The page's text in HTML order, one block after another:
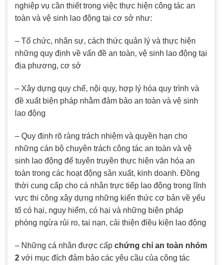
nghiệp vụ cần thiết trong việc thực hiện công tác an
toàn và vệ sinh lao động tại cơ sở như:
– Tổ chức, nhân sự, cách thức quản lý và thực hiện
những quy định về vấn đề an toàn, vệ sinh lao động tại
địa phương, cơ sở
– Xây dựng quy chế, nội quy, hợp lý hóa quy trình và
đề xuất biện pháp nhằm đảm bảo an toàn và vệ sinh
lao động
– Quy định rõ ràng trách nhiệm và quyền hạn cho
những cán bộ chuyên trách công tác an toàn và vệ
sinh lao động để tuyên truyền thực hiện văn hóa an
toàn trong các hoạt động sản xuất, kinh doanh. Đồng
thời cung cấp cho cá nhân trực tiếp lao động trong lĩnh
vực thi công xây dựng những kiến thức cơ bản về yếu
tố có hại, nguy hiểm, có hại và những biện pháp
phòng ngừa rủi ro, tai nạn, cải thiện điều kiện lao động
– Những cá nhân được cấp chứng chỉ an toàn nhóm
2 với mục đích đảm bảo các yêu cầu của công tác